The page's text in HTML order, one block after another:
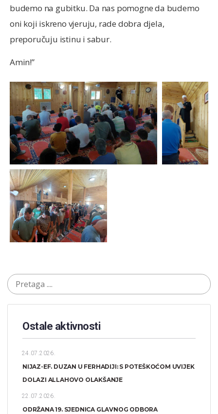
budemo na gubitku. Da nas pomogne da budemo
oni koji iskreno vjeruju, rade dobra djela,
preporučuju istinu i sabur.
Amin!”
Ostale aktivnosti
24.07.2026.
NIJAZ-EF. DUZAN U FERHADIJI: S POTEŠKOĆOM UVIJEK
DOLAZI ALLAHOVO OLAKŠANJE
22.07.2026.
ODRŽANA 19. SJEDNICA GLAVNOG ODBORA